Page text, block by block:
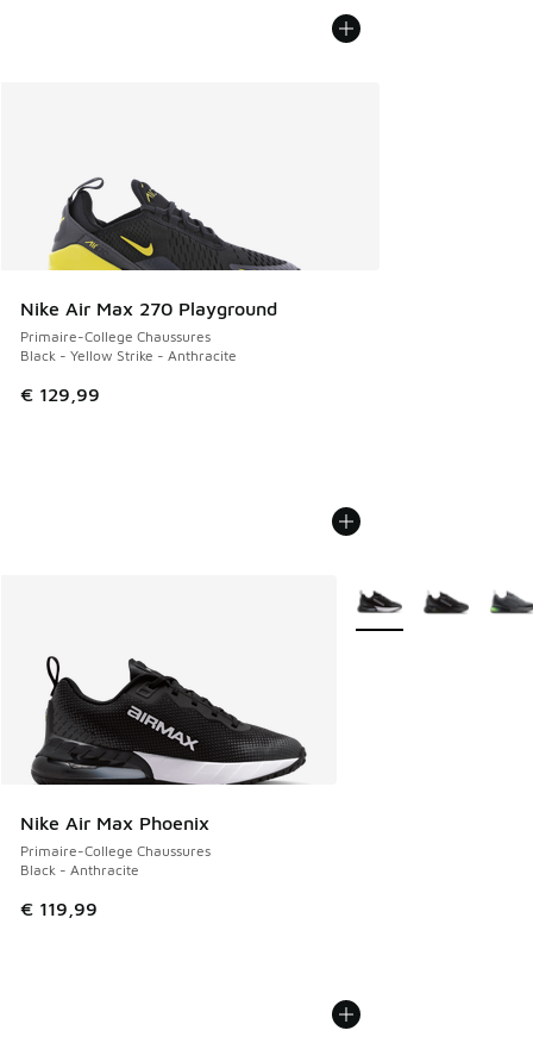
Nike Air Max 270 Playground
Primaire-College Chaussures
Black - Yellow Strike - Anthracite
€ 129,99
Nike Air Max Phoenix
Primaire-College Chaussures
Black - Anthracite
€ 119,99
Plus de couleurs